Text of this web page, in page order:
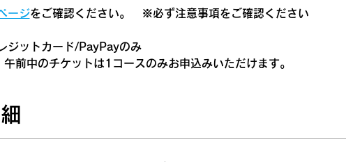
ージをご確認ください。 ※必ず注意事項をご確認ください
ジットカード/PayPayのみ
前中のチケットは1コースのみお申込みいただけます。